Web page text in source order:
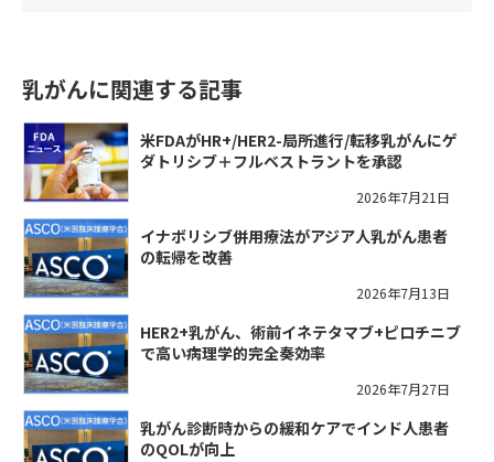
乳がんに関連する記事
米FDAがHR+/HER2-局所進行/転移乳がんにゲ
ダトリシブ＋フルベストラントを承認
2026年7月21日
イナボリシブ併用療法がアジア人乳がん患者
の転帰を改善
2026年7月13日
HER2+乳がん、術前イネテタマブ+ピロチニブ
で高い病理学的完全奏効率
2026年7月27日
乳がん診断時からの緩和ケアでインド人患者
のQOLが向上